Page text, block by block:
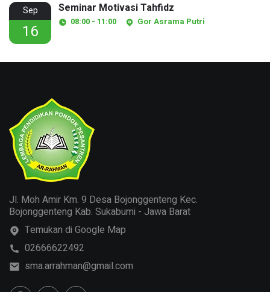
Sep
16
Seminar Motivasi Tahfidz
08:00 - 11:00 Gor Asrama Putri
Jl. Moh Amir Km. 9 Desa Bojonggenteng Kec.
Bojonggenteng Kab. Sukabumi - Jawa Barat
Temukan di Google Map
02666622492
sma.arrahman@gmail.com